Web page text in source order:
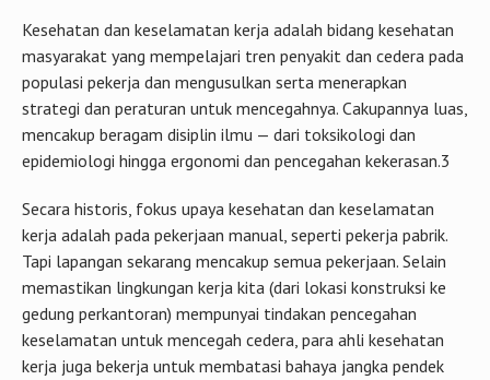
Kesehatan dan keselamatan kerja adalah bidang kesehatan
masyarakat yang mempelajari tren penyakit dan cedera pada
populasi pekerja dan mengusulkan serta menerapkan
strategi dan peraturan untuk mencegahnya. Cakupannya luas,
mencakup beragam disiplin ilmu — dari toksikologi dan
epidemiologi hingga ergonomi dan pencegahan kekerasan.3
Secara historis, fokus upaya kesehatan dan keselamatan
kerja adalah pada pekerjaan manual, seperti pekerja pabrik.
Tapi lapangan sekarang mencakup semua pekerjaan. Selain
memastikan lingkungan kerja kita (dari lokasi konstruksi ke
gedung perkantoran) mempunyai tindakan pencegahan
keselamatan untuk mencegah cedera, para ahli kesehatan
kerja juga bekerja untuk membatasi bahaya jangka pendek